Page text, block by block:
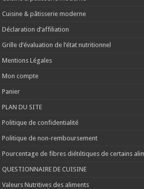
Cuisine & pâtisserie moderne
Déclaration d’affiliation
Grille d’évaluation de l’état nutritionnel
Mentions Légales
Mon compte
Panier
PLAN DU SITE
Politique de confidentialité
Politique de non-remboursement
Pourcentage de fibres diététiques de certains
QUESTIONNAIRE DE CUISINE
Valeurs Nutritives des aliments